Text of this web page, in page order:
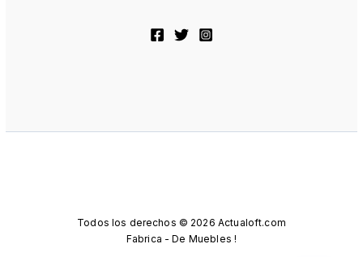
Todos los derechos © 2026 Actualoft.com
Fabrica - De Muebles !